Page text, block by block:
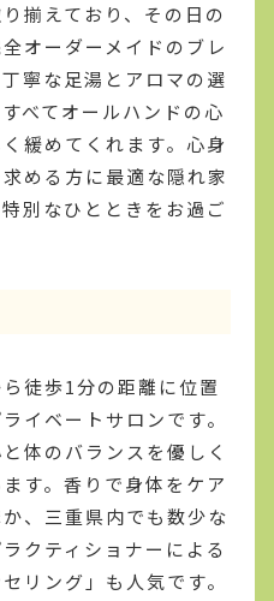
揃えており、その日の
オーダーメイドのブレ
寧な足湯とアロマの選
べてオールハンドの心
緩めてくれます。心身
める方に最適な隠れ家
別なひとときをお過ご
徒歩1分の距離に位置
イベートサロンです。
体のバランスを優しく
す。香りで身体をケア
、三重県内でも数少な
クティショナーによる
リング」も人気です。